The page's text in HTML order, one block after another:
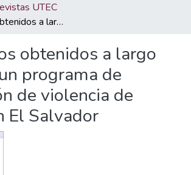
UTEC UTEC
Resultados obtenidos a largo plazo de un programa de prevención de violencia de género en El Salvador
obtenidos a largo
programa de
de violencia de
El Salvador